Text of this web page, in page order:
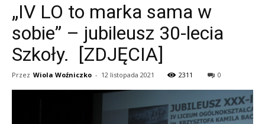
„IV LO to marka sama w
sobie” – jubileusz 30-lecia
Szkoły. [ZDJĘCIA]
Przez Wiola Woźniczko - 12 listopada 2021 2311 0